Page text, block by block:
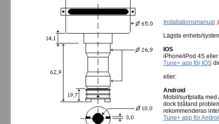
Installationsmanual
Lägsta enhets/
IOS
iPhone/iPod 4S
Tune+ app för IOS
eller:
Android
Mobil/surfplatta
dock blåtand
rekommenderas inte!
Tune+ app för